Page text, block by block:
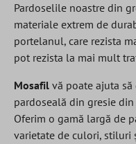
Pardoselile noastre din
materiale extrem de
portelanul, care rezista
pot rezista la mai mult
Mosafil vă poate ajuta
pardoseală din gresie
Oferim o gamă largă de
varietate de culori, stiluri